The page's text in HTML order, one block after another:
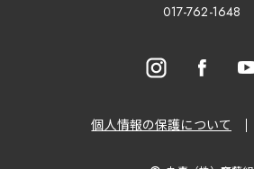
017-762-1648
個人情報の保護について